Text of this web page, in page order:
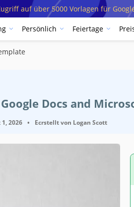
auf über 5000 Vorlagen für
Persönlich Feiertage
Docs and
2026 • Ecrstellt von Logan Scott